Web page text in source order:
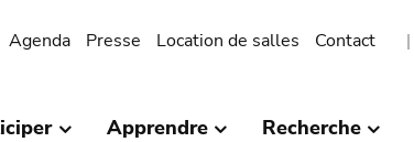
Agenda Presse Location de salles Contact
Apprendre Recherche